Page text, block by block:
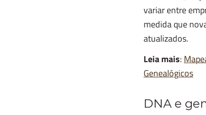
variar entre
medida que
atualizados.
Leia mais:
Genealógicos
DNA e